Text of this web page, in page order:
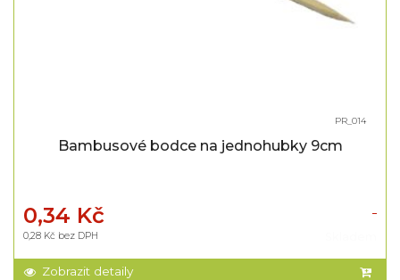
PR_014
Bambusové bodce na jednohubky 9cm
0,34 Kč
0,28 Kč bez DPH
Zobrazit detaily